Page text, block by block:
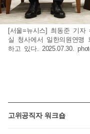
[서울=뉴시스] 최동준 기
실 청사에서 일한의원연맹
하고 있다. 2025.07.30.
고위공직자 워크숍